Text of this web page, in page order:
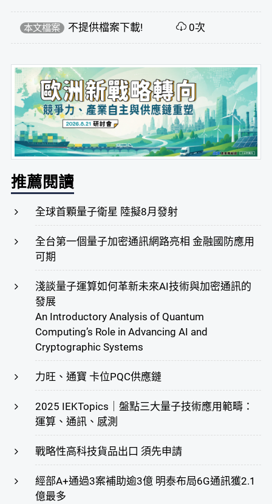
本文檔案 不提供檔案下載! 0次
推薦閱讀
全球首顆量子衛星 陸擬8月發射
全台第一個量子加密通訊網路亮相 金融國防應用
可期
淺談量子運算如何革新未來AI技術與加密通訊的
發展
An Introductory Analysis of Quantum
Computing’s Role in Advancing AI and
Cryptographic Systems
力旺、通寶 卡位PQC供應鏈
2025 IEKTopics｜盤點三大量子技術應用範疇：
運算、通訊、感測
戰略性高科技貨品出口 須先申請
經部A+通過3案補助逾3億 明泰布局6G通訊獲2.1
億最多